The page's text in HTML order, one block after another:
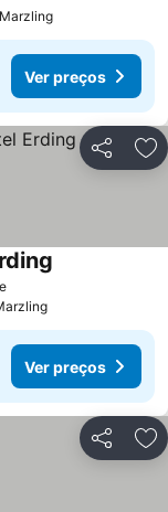
Ver preços
Partilhar
Ver preços
Ver preços
Partilhar